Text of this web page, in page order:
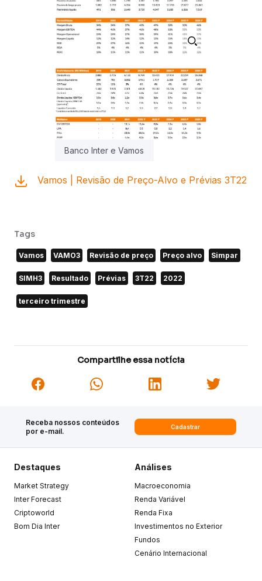
Banco Inter e Vamos
Vamos | Revisão de Preço-Alvo e Prévias 3T22
Tags
Vamos VAMO3 Revisão de preço Preço alvo Simpar
SIMH3 Resultado Prévias 3T22 2022
terceiro trimestre
Compartilhe essa notícia
Receba nossos conteúdos
por e-mail.
Cadastrar
Destaques
Market Strategy
Inter Forecast
Criptoworld
Bom Dia Inter
Análises
Macroeconomia
Renda Variável
Renda Fixa
Investimentos no Exterior
Fundos
Cenário Internacional